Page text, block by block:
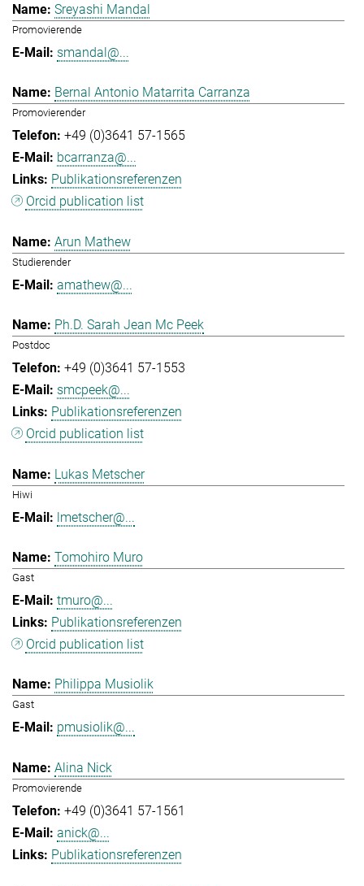
Sreyashi Mandal
Promovierende
smandal@...
Bernal Antonio Matarrita Carranza
Promovierender
+49 (0)3641 57-1565
bcarranza@...
Publikationsreferenzen
Orcid publication list
Arun Mathew
Studierender
amathew@...
Ph.D. Sarah Jean Mc Peek
Postdoc
+49 (0)3641 57-1553
smcpeek@...
Publikationsreferenzen
Orcid publication list
Lukas Metscher
Hiwi
lmetscher@...
Tomohiro Muro
Gast
tmuro@...
Publikationsreferenzen
Orcid publication list
Philippa Musiolik
Gast
pmusiolik@...
Alina Nick
Promovierende
+49 (0)3641 57-1561
anick@...
Publikationsreferenzen